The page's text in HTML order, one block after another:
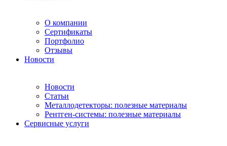
О компании
Сертификаты
Портфолио
Отзывы
Новости
Новости
Статьи
Металлодетекторы: полезные материалы
Рентген-системы: полезные материалы
Сервисные услуги